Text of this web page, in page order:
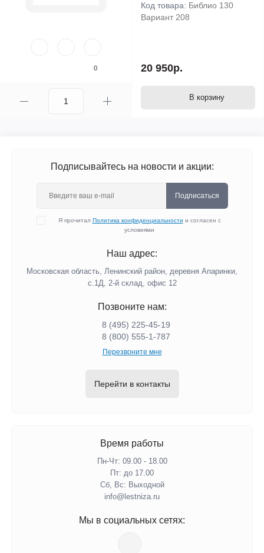
0
Код товара: Библио 130
Вариант 208
20 950р.
В корзину
Подписывайтесь на новости и акции:
Подписаться
Я прочитал Политика конфиденциальности и согласен с
условиями
Наш адрес:
Московская область, Ленинский район, деревня Апаринки,
с.1Д, 2-й склад, офис 12
Позвоните нам:
8 (495) 225-45-19
8 (800) 555-1-787
Перезвоните мне
Перейти в контакты
Время работы
Пн-Чт: 09.00 - 18.00
Пт: до 17.00
Сб, Вс: Выходной
info@lestniza.ru
Мы в социальных сетях: